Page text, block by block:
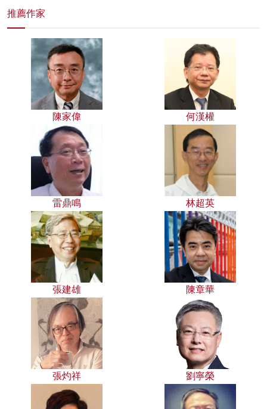
推薦作家
陳家偉 何漢權
雷鼎鳴 林超英
張建雄 陳章華
張灼祥 劉寧榮